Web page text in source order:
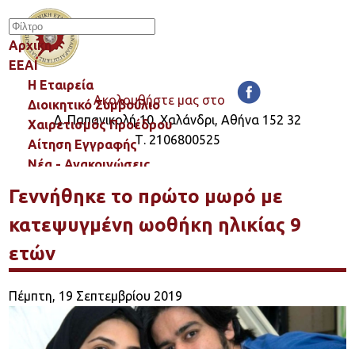
Ακολουθήστε μας στο
Δ. Παπανικολή 10, Χαλάνδρι, Αθήνα 152 32
Τ. 2106800525
Αρχικη
ΕΕΑΙ
Η Εταιρεία
Διοικητικό Συμβούλιο
Χαιρετισμός Προέδρου
Αίτηση Εγγραφής
Νέα - Ανακοινώσεις
Ι.Υ.Α.
Ι.Υ.Α.
Ιατρικά νέα
Έρευνες - Μελέτες
Stories IVF
Βιοηθικά Νέα IVF
Γεννήθηκε το πρώτο μωρό με
κατεψυγμένη ωοθήκη ηλικίας 9
ετών
Πέμπτη, 19 Σεπτεμβρίου 2019